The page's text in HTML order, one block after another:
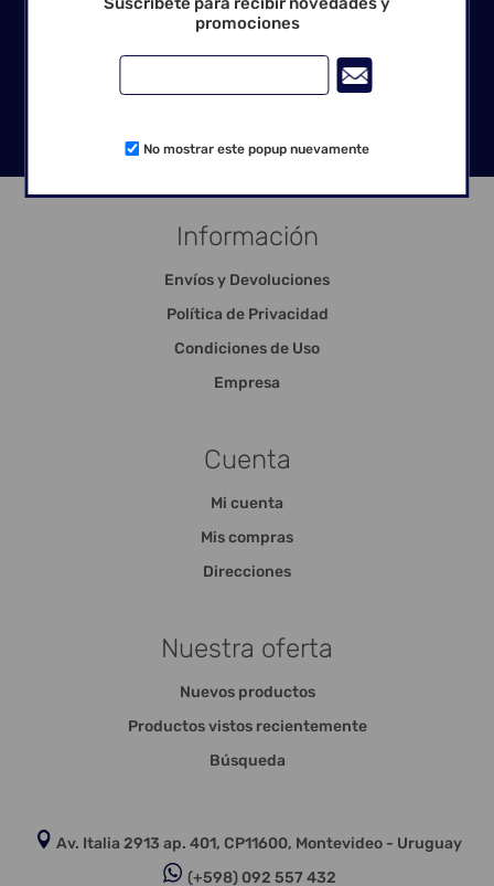
Información
Envíos y Devoluciones
Política de Privacidad
Condiciones de Uso
Empresa
Cuenta
Mi cuenta
Mis compras
Direcciones
Nuestra oferta
Nuevos productos
Productos vistos recientemente
Búsqueda
Av. Italia 2913 ap. 401, CP11600, Montevideo - Uruguay
(+598) 092 557 432
promociones
No mostrar este popup nuevamente